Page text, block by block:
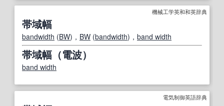
機械工学英和和英辞典
帯域幅
bandwidth (BW)， BW (bandwidth)， band width
帯域幅（電波）
band width
電気制御英語辞典